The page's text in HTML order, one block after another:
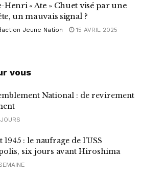
Henri « Ate » Chuet visé par une
un mauvais signal ?
Jeune Nation
15 AVRIL 2025
vous
National : de revirement
: le naufrage de l’USS
six jours avant Hiroshima